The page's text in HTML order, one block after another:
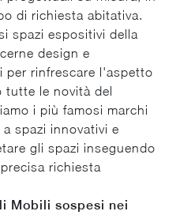
di richiesta abitativa.
spazi espositivi della
design e
per rinfrescare l'aspetto
tutte le novità del
i più famosi marchi
spazi innovativi e
gli spazi inseguendo
richiesta
Mobili sospesi nei